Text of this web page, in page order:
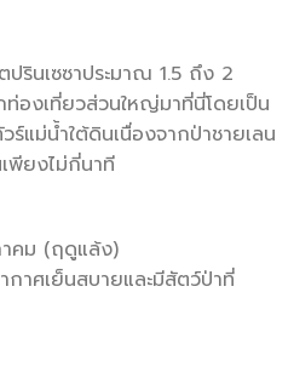
ปรินเซซาประมาณ 1.5 ถึง 2
องเที่ยวส่วนใหญ่มาที่นี่โดยเป็น
แม่น้ำใต้ดินเนื่องจากป่าชายเลน
พียงไม่กี่นาที
คม (ฤดูแล้ง)
กาศเย็นสบายและมีสัตว์ป่าที่